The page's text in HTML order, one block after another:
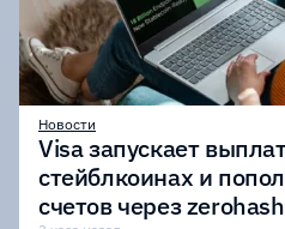
Новости
Visa запускает
стейблкоинах и
счетов через zerohash